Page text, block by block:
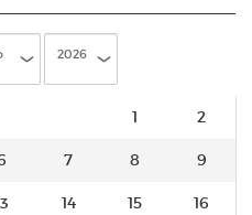
2026
1 2
7 8 9
14 15 16